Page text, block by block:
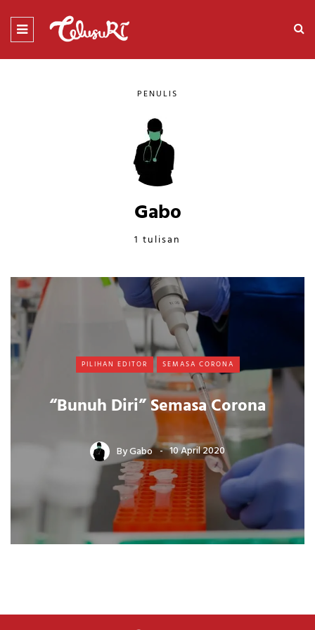
PENULIS
Gabo
1 tulisan
PILIHAN EDITOR SEMASA CORONA
“Bunuh Diri” Semasa Corona
ByGabo 10 April 2020